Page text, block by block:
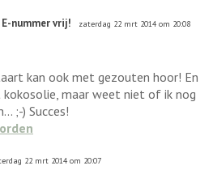
nummer vrij! zaterdag 22 mrt 2014 om 20:08
kan ook met gezouten hoor! En
maar weet niet of ik nog
;-) Succes!
22 mrt 2014 om 20:07